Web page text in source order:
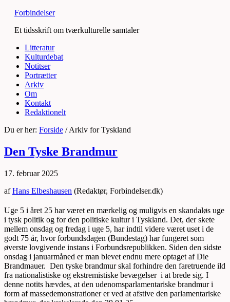
Forbindelser
Et tidsskrift om tværkulturelle samtaler
Litteratur
Kulturdebat
Notitser
Portrætter
Arkiv
Om
Kontakt
Redaktionelt
Du er her: Forside /Arkiv for Tyskland
Den Tyske Brandmur
17. februar 2025
afHans Elbeshausen (Redaktør, Forbindelser.dk)
Uge 5 i året 25 har været en mærkelig og muligvis en skandaløs uge
i tysk politik og for den politiske kultur i Tyskland. Det, der skete
mellem onsdag og fredag i uge 5, har indtil videre været uset i de
godt 75 år, hvor forbundsdagen (Bundestag) har fungeret som
øverste lovgivende instans i Forbundsrepublikken. Siden den sidste
onsdag i januarmåned er man blevet endnu mere optaget af Die
Brandmauer. Den tyske brandmur skal forhindre den faretruende ild
fra nationalistiske og ekstremistiske bevægelser i at brede sig. I
denne notits hævdes, at den udenomsparlamentariske brandmur i
form af massedemonstrationer er ved at afstive den parlamentariske